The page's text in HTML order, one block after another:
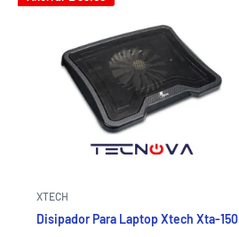
XTECH
Disipador Para Laptop Xtech Xta-150